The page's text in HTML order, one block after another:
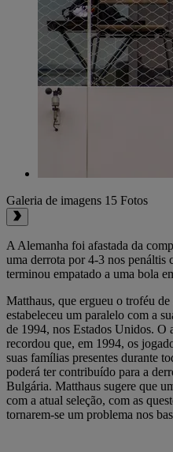
Galeria de imagens 15 Fotos
A Alemanha foi afastada da
uma derrota por 4-3 nos penáltis
terminou empatado a uma bola
Matthaus, que ergueu o troféu
estabeleceu um paralelo com a
de 1994, nos Estados Unidos.
recordou que, em 1994, os
suas famílias presentes durante
poderá ter contribuído para a
Bulgária. Matthaus sugere que
com a atual seleção, com as
tornarem-se um problema nos